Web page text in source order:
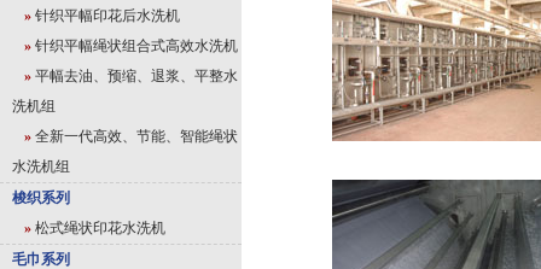
» 针织平幅印花后水洗机
» 针织平幅绳状组合式高效水洗机
» 平幅去油、预缩、退浆、平整水
洗机组
» 全新一代高效、节能、智能绳状
水洗机组
梭织系列
» 松式绳状印花水洗机
毛巾系列